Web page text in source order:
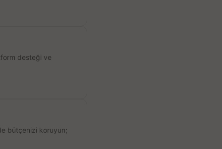
desteği ve
bütçenizi koruyun;